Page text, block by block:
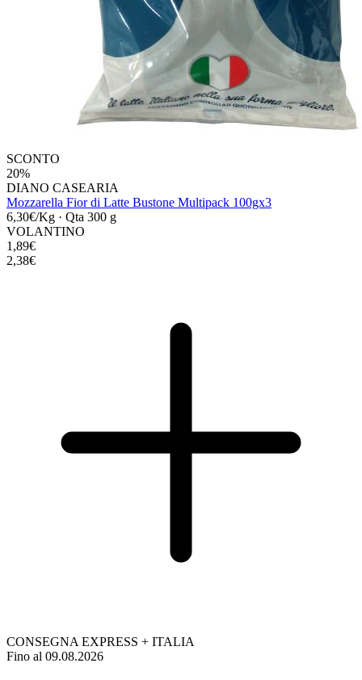
SCONTO
20%
DIANO CASEARIA
Mozzarella Fior di Latte Bustone Multipack 100gx3
6,30€/Kg · Qta 300 g
VOLANTINO
1,89€
2,38€
CONSEGNA EXPRESS + ITALIA
Fino al 09.08.2026